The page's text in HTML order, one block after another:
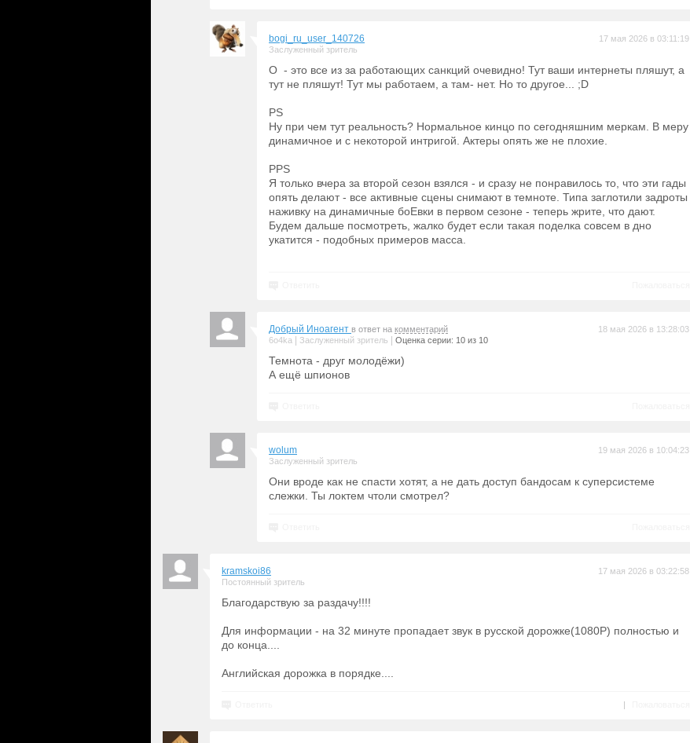
bogi_ru_user_140726
Заслуженный зритель
17 мая 2026 в 03:11:19
О - это все из за работающих санкций очевидно! Тут ваши интернеты пляшут, а
тут не пляшут! Тут мы работаем, а там- нет. Но то другое... ;D
PS
Ну при чем тут реальность? Нормальное кинцо по сегодняшним меркам. В меру
динамичное и с некоторой интригой. Актеры опять же не плохие.
PPS
Я только вчера за второй сезон взялся - и сразу не понравилось то, что эти гады
опять делают - все активные сцены снимают в темноте. Типа заглотили задроты
наживку на динамичные боЕвки в первом сезоне - теперь жрите, что дают.
Будем дальше посмотреть, жалко будет если такая поделка совсем в дно
укатится - подобных примеров масса.
Добрый Иноагент в ответ на комментарий
6o4ka
Заслуженный зритель Оценка серии: 10 из 10
18 мая 2026 в 13:28:03
Темнота - друг молодёжи)
А ещё шпионов
wolum
Заслуженный зритель
19 мая 2026 в 10:04:23
Они вроде как не спасти хотят, а не дать доступ бандосам к суперсистеме
слежки. Ты локтем чтоли смотрел?
kramskoi86
Постоянный зритель
17 мая 2026 в 03:22:58
Благодарствую за раздачу!!!!
Для информации - на 32 минуте пропадает звук в русской дорожке(1080P) полностью и
до конца....
Английская дорожка в порядке....
|